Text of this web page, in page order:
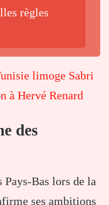
règles
limoge Sabri
à Hervé Renard
des
Pays-Bas lors de la
ses ambitions